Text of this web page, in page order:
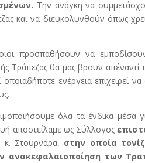
Την ανάγκη να
και να διευκολυνθούν όπως
προσπαθήσουν να
Τράπεζας θα μας βρουν
ενέργεια επιχειρεί
όλα τα ένδικα μέσα
αποστείλαμε ως Σύλλογος
Στουρνάρα, στην οποία
ανακεφαλαιοποίηση των